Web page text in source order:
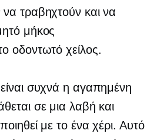
τραβηχτούν και να
μήκος
οδοντωτό χείλος.
συχνά η αγαπημένη
σε μια λαβή και
με το ένα χέρι. Αυτό